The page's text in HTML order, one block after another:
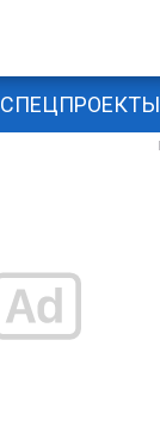
СПЕЦПРОЕКТЫ